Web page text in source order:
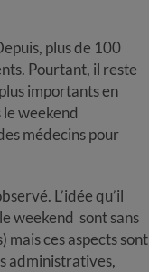
plus de 100
Pourtant, il reste
importants en
weekend
médecins pour
L’idée qu’il
weekend sont sans
mais ces aspects sont
administratives,